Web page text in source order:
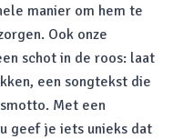
manier om hem te
Ook onze
schot in de roos: laat
een songtekst die
Met een
geef je iets unieks dat